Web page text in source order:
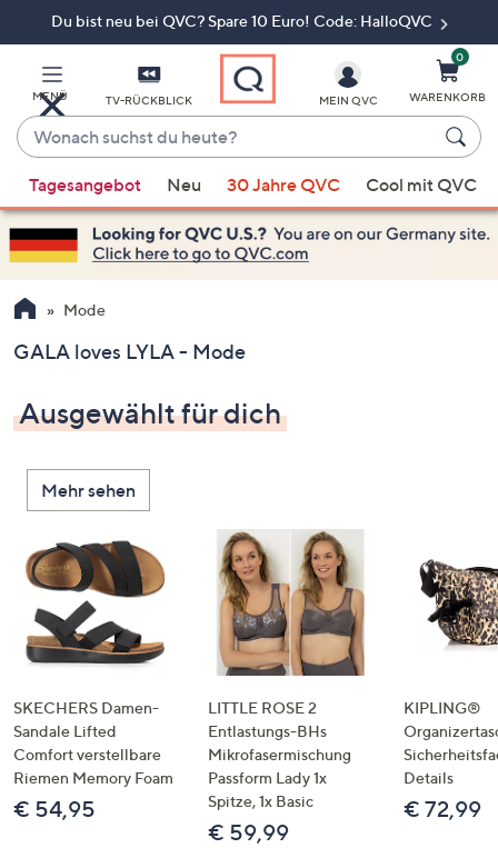
Du bist neu bei QVC? Spare 10 Euro! Code: HalloQVC
MENÜ TV-RÜCKBLICK
Wonach
suchst
du
heute?
Vorschläge
verfügbar
sind,
verwenden
Sie
Pfeiltasten
oben
und
nach
unten
oder
wischen
Sie
Touch-
Geräten
links
bzw.
rechts,
um
diese
MEIN QVC
0
WARENKORB
Tagesangebot Neu 30 Jahre QVC Cool mit QVC
Mode
GALA loves LYLA - Mode
Ausgewählt für dich
Mehr sehen
SKECHERS Damen-
Sandale Lifted
Comfort verstellbare
Riemen Memory Foam
€ 54,95
LITTLE ROSE 2
Entlastungs-BHs
Mikrofasermischung
Passform Lady 1x
Spitze, 1x Basic
€ 59,99
KIPLING®
Details
€ 72,99